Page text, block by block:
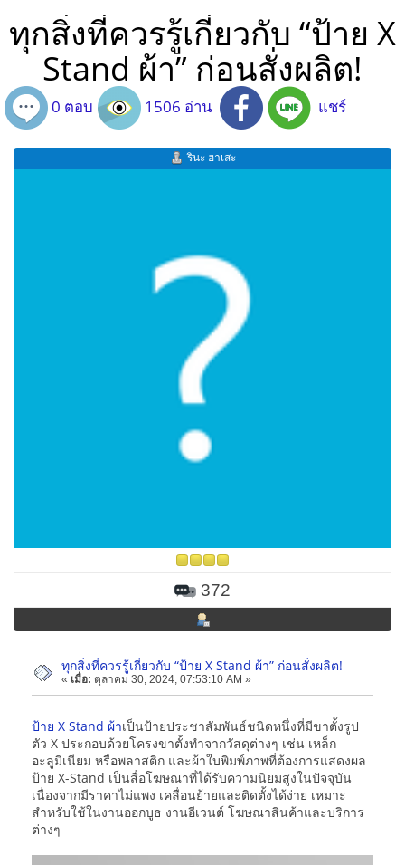
ทุกสิ่งที่ควรรู้เกี่ยวกับ “ป้าย X
Stand ผ้า” ก่อนสั่งผลิต!
0 ตอบ 1506 อ่าน แชร์
รินะ ฮาเสะ
372
ทุกสิ่งที่ควรรู้เกี่ยวกับ “ป้าย X Stand ผ้า” ก่อนสั่งผลิต!
« เมื่อ: ตุลาคม 30, 2024, 07:53:10 AM »
ป้าย X Stand ผ้าเป็นป้ายประชาสัมพันธ์ชนิดหนึ่งที่มีขาตั้งรูป
ตัว X ประกอบด้วยโครงขาตั้งทำจากวัสดุต่างๆ เช่น เหล็ก
อะลูมิเนียม หรือพลาสติก และผ้าใบพิมพ์ภาพที่ต้องการแสดงผล
ป้าย X-Stand เป็นสื่อโฆษณาที่ได้รับความนิยมสูงในปัจจุบัน
เนื่องจากมีราคาไม่แพง เคลื่อนย้ายและติดตั้งได้ง่าย เหมาะ
สำหรับใช้ในงานออกบูธ งานอีเวนต์ โฆษณาสินค้าและบริการ
ต่างๆ